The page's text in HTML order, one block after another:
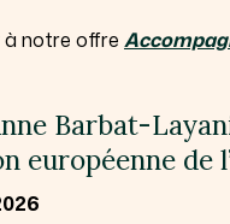
à notre offre
Barbat-
européenne de